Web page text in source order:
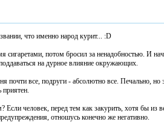
что именно народ курит... :D
сигаретами, потом бросил за ненадобностью. И
на дурное влияние окружающих.
почти все, подруги - абсолютно все. Печально,
человек, перед тем как закурить, хотя бы из
отношусь конечно же негативно.